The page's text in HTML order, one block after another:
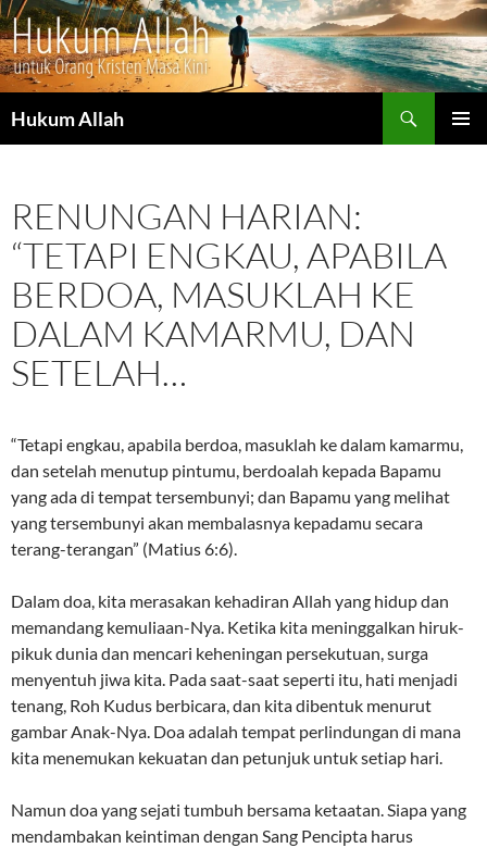
Hukum Allah
RENUNGAN HARIAN:
“TETAPI ENGKAU, APABILA
BERDOA, MASUKLAH KE
DALAM KAMARMU, DAN
SETELAH…
“Tetapi engkau, apabila berdoa, masuklah ke dalam kamarmu,
dan setelah menutup pintumu, berdoalah kepada Bapamu
yang ada di tempat tersembunyi; dan Bapamu yang melihat
yang tersembunyi akan membalasnya kepadamu secara
terang-terangan” (Matius 6:6).
Dalam doa, kita merasakan kehadiran Allah yang hidup dan
memandang kemuliaan-Nya. Ketika kita meninggalkan hiruk-
pikuk dunia dan mencari keheningan persekutuan, surga
menyentuh jiwa kita. Pada saat-saat seperti itu, hati menjadi
tenang, Roh Kudus berbicara, dan kita dibentuk menurut
gambar Anak-Nya. Doa adalah tempat perlindungan di mana
kita menemukan kekuatan dan petunjuk untuk setiap hari.
Namun doa yang sejati tumbuh bersama ketaatan. Siapa yang
mendambakan keintiman dengan Sang Pencipta harus